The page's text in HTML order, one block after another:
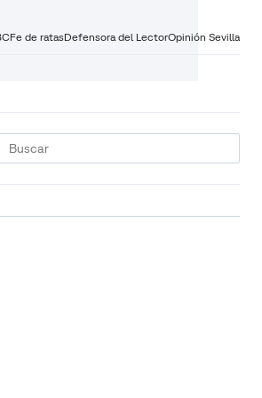
Fe de ratasDefensora del LectorOpinión Sevilla